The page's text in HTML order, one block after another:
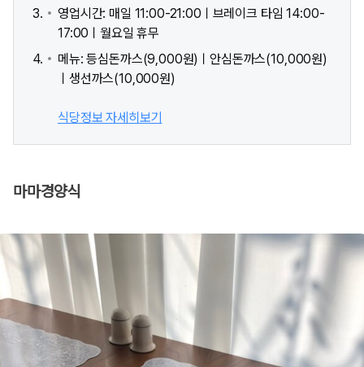
영업시간: 매일 11:00-21:00ㅣ브레이크 타임 14:00-
17:00ㅣ월요일 휴무
메뉴: 등심돈까스(9,000원)ㅣ안심돈까스(10,000원)
ㅣ생선까스(10,000원)
식당정보 자세히보기
마마경양식